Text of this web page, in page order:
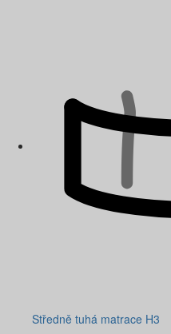
Středně tuhá matrace H3